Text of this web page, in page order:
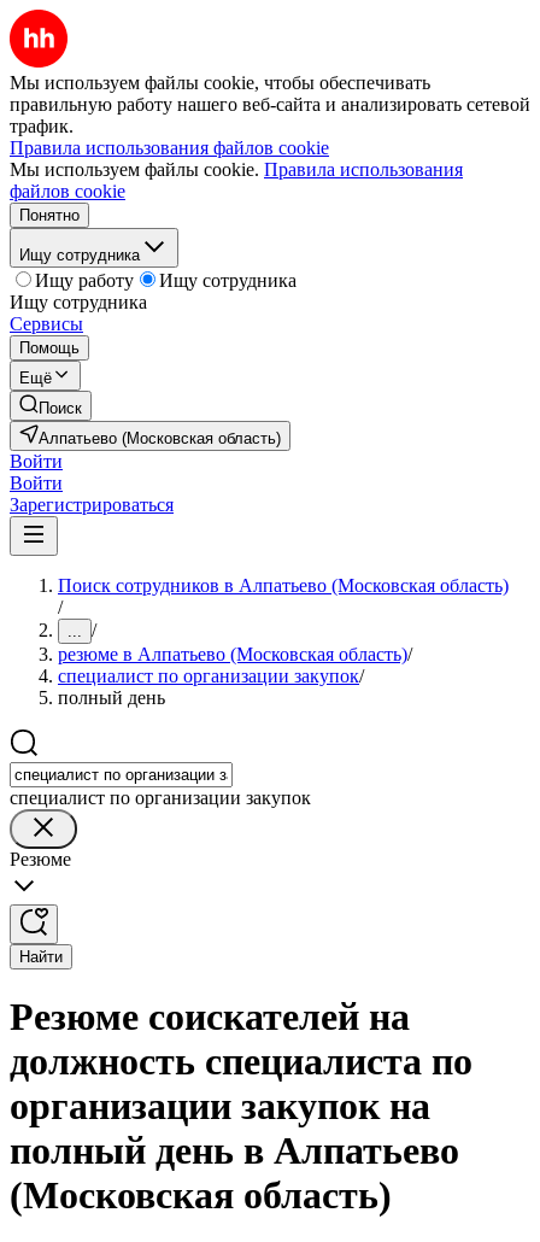
Мы используем файлы cookie, чтобы обеспечивать
правильную работу нашего веб-сайта и анализировать сетевой
трафик.
Правила использования файлов cookie
Мы используем файлы cookie. Правила использования
файлов cookie
Понятно
Ищу сотрудника
Ищу работу
Ищу сотрудника
Ищу сотрудника
Сервисы
Помощь
Ещё
Поиск
Алпатьево (Московская область)
Войти
Войти
Зарегистрироваться
Поиск сотрудников в Алпатьево (Московская область)
/
... /
резюме в Алпатьево (Московская область)/
специалист по организации закупок/
полный день
специалист по организации закупок
Резюме
Найти
Резюме соискателей на
должность специалиста по
организации закупок на
полный день в Алпатьево
(Московская область)